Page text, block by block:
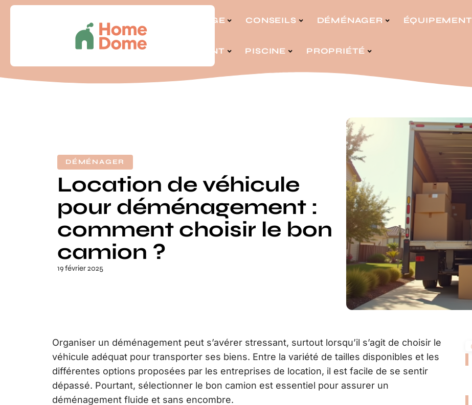
BRICOLAGE CONSEILS DÉMÉNAGER ÉQUIPEMENT
LOGEMENT PISCINE PROPRIÉTÉ
DÉMÉNAGER
Location de véhicule
pour déménagement :
comment choisir le bon
camion ?
19 février 2025
Organiser un déménagement peut s’avérer stressant, surtout lorsqu’il s’agit de choisir le
véhicule adéquat pour transporter ses biens. Entre la variété de tailles disponibles et les
différentes options proposées par les entreprises de location, il est facile de se sentir
dépassé. Pourtant, sélectionner le bon camion est essentiel pour assurer un
déménagement fluide et sans encombre.